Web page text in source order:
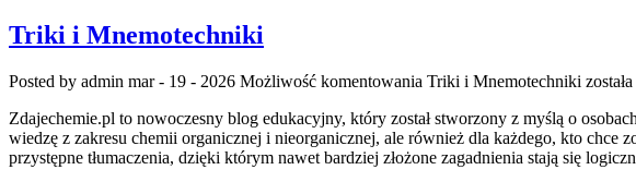
Triki i Mnemotechniki
Posted by admin mar - 19 - 2026 Możliwość komentowania Triki i Mnemotechniki
Zdajechemie.pl to nowoczesny blog edukacyjny, który został stworzony z myślą o
wiedzę z zakresu chemii organicznej i nieorganicznej, ale również dla każdego, kto
przystępne tłumaczenia, dzięki którym nawet bardziej złożone zagadnienia stają się